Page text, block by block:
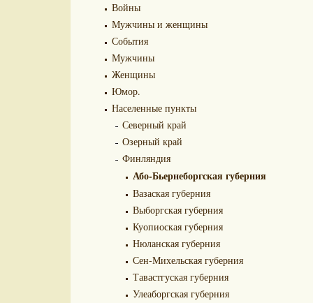
Войны
Мужчины и женщины
События
Мужчины
Женщины
Юмор.
Населенные пункты
Северный край
Озерный край
Финляндия
Або-Бьернеборгская губерния
Вазаская губерния
Выборгская губерния
Куопиоская губерния
Нюланская губерния
Сен-Михельская губерния
Тавастгуская губерния
Улеаборгская губерния